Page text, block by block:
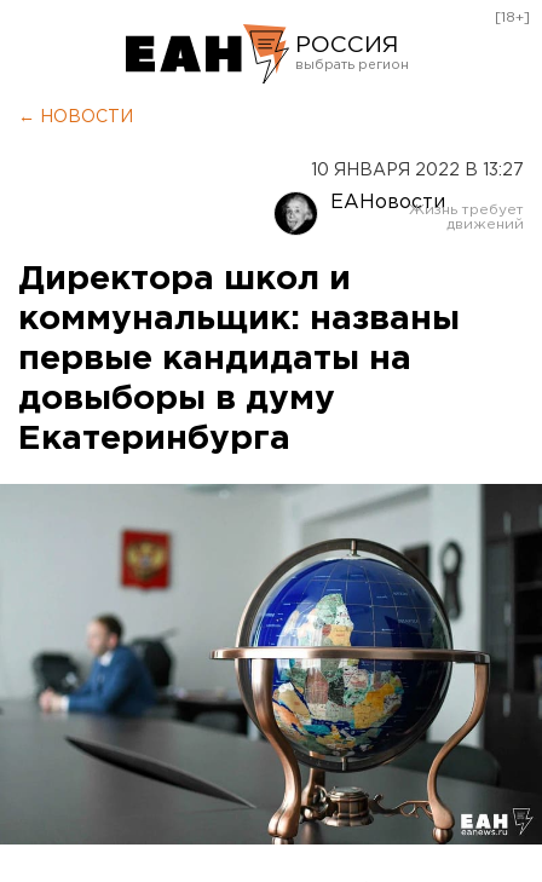
РОССИЯ
Оренбург
[18+]
← НОВОСТИ
10 ЯНВАРЯ 2022 В 13:27
ЕАНовости
Директора школ и
коммунальщик: названы
первые кандидаты на
довыборы в думу
Екатеринбурга